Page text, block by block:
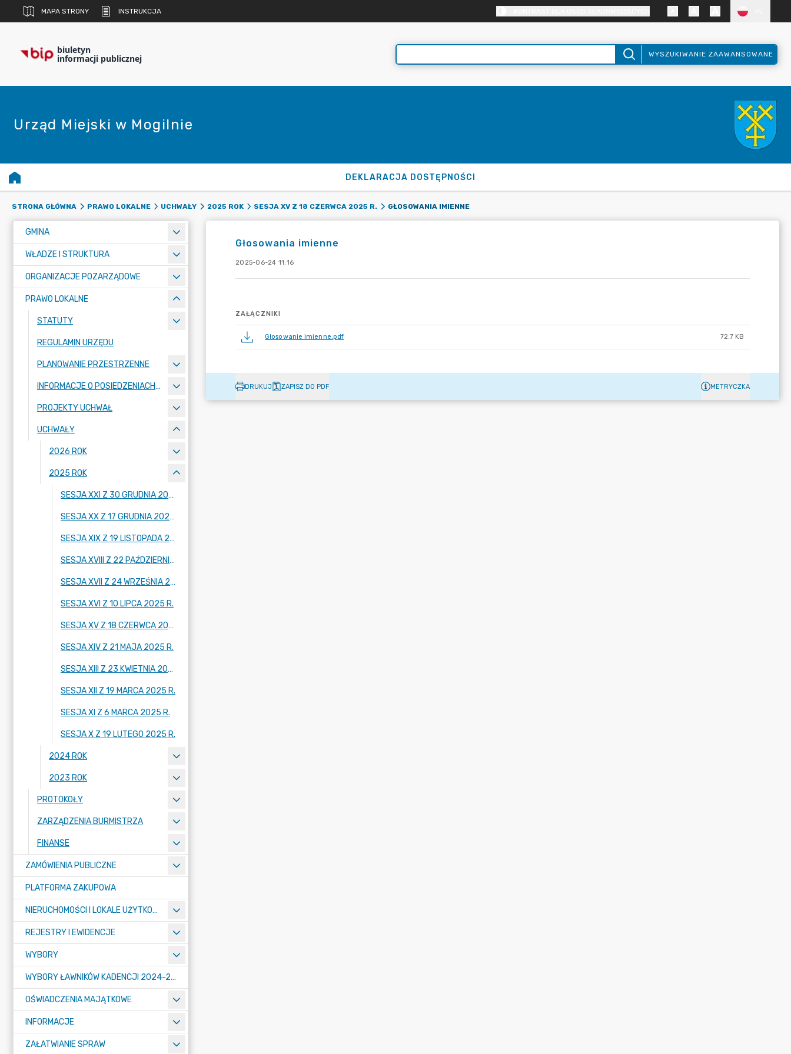
MAPA STRONY INSTRUKCJA
biuletyn
informacji publicznej WYSZUKIWANIE ZAAWANSOWANE
Urząd Miejski w Mogilnie
DEKLARACJA DOSTĘPNOŚCI
STRONA GŁÓWNA PRAWO LOKALNE UCHWAŁY 2025 ROK SESJA XV Z 18 CZERWCA 2025 R. GŁOSOWANIA IMIENNE
GMINA
WŁADZE I STRUKTURA
ORGANIZACJE POZARZĄDOWE
PRAWO LOKALNE
STATUTY
REGULAMIN URZĘDU
PLANOWANIE PRZESTRZENNE
INFORMACJE O POSIEDZENIACH KOMISJI
PROJEKTY UCHWAŁ
UCHWAŁY
2026 ROK
2025 ROK
SESJA XXI Z 30 GRUDNIA 2025 R.
SESJA XX Z 17 GRUDNIA 2025 R.
SESJA XIX Z 19 LISTOPADA 2025 R.
SESJA XVIII Z 22 PAŹDZIERNIKA 2025 R.
SESJA XVII Z 24 WRZEŚNIA 2025 R.
SESJA XVI Z 10 LIPCA 2025 R.
SESJA XV Z 18 CZERWCA 2025 R.
SESJA XIV Z 21 MAJA 2025 R.
SESJA XIII Z 23 KWIETNIA 2025 R.
SESJA XII Z 19 MARCA 2025 R.
SESJA XI Z 6 MARCA 2025 R.
SESJA X Z 19 LUTEGO 2025 R.
2024 ROK
2023 ROK
PROTOKOŁY
ZARZĄDZENIA BURMISTRZA
FINANSE
ZAMÓWIENIA PUBLICZNE
PLATFORMA ZAKUPOWA
NIERUCHOMOŚCI I LOKALE UŻYTKOWE
REJESTRY I EWIDENCJE
WYBORY
WYBORY ŁAWNIKÓW KADENCJI 2024-2027
OŚWIADCZENIA MAJĄTKOWE
INFORMACJE
ZAŁATWIANIE SPRAW
Głosowania imienne
2025-06-24 11:16
ZAŁĄCZNIKI
Głosowanie imienne.pdf 72.7 KB
DRUKUJ ZAPISZ DO PDF METRYCZKA